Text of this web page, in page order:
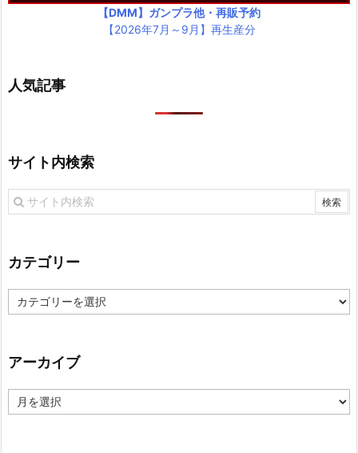
【DMM】ガンプラ他・再販予約
【2026年7月～9月】再生産分
人気記事
サイト内検索
カテゴリー
テ
ー
アーカイブ
ー